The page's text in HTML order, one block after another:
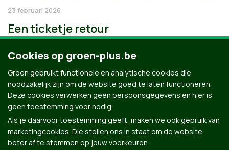
23 februari 2026
Een ticketje retour
Cookies op groen-plus.be
Groen gebruikt functionele en analytische cookies die
noodzakelijk zijn om de website goed te laten functioneren.
Deze cookies verwerken geen persoonsgegevens en hier is
geen toestemming voor nodig.
Als je daarvoor toestemming geeft, maken we ook gebruik van
marketingcookies. Die stellen ons in staat om de website
beter af te stemmen op jouw voorkeuren.